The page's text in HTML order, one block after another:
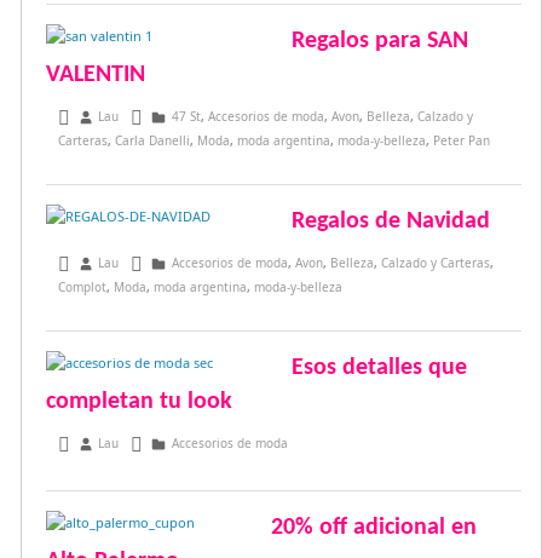
Regalos para SAN
VALENTIN
febrero 5, 2014
Lau 47 St, Accesorios de moda, Avon, Belleza, Calzado y
Carteras, Carla Danelli, Moda, moda argentina, moda-y-belleza, Peter Pan
Regalos de Navidad
diciembre 11, 2013
Lau Accesorios de moda, Avon, Belleza, Calzado y Carteras,
Complot, Moda, moda argentina, moda-y-belleza
Esos detalles que
completan tu look
marzo 14, 2013
Lau Accesorios de moda
20% off adicional en